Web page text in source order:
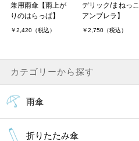
兼用雨傘【雨上が
りのはらっぱ】
￥2,420（税込）
デリック/まねっこ
アンブレラ】
￥2,750（税込）
カテゴリーから探す
雨傘
折りたたみ傘